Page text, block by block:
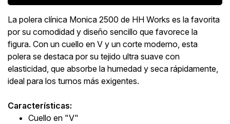
La polera clínica Monica 2500 de HH Works es la favorita
por su comodidad y diseño sencillo que favorece la
figura. Con un cuello en V y un corte moderno, esta
polera se destaca por su tejido ultra suave con
elasticidad, que absorbe la humedad y seca rápidamente,
ideal para los turnos más exigentes.
Características:
Cuello en "V"